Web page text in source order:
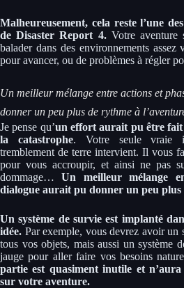
Malheureusement, cela reste l’une
de Disaster Report 4.Votre aventure
balader dans des environnements assez
pour avancer, ou de problèmes à régler
Un meilleur mélange entre actions et
donner un peu plus de rythme à
Je pense qu’un effort aurait pu être
la catastrophe. Votre seule vraie
tremblement de terre intervient. Il vous
pour vous accroupir, et ainsi ne pas
dommage…Un meilleur mélange
dialogue aurait pu donner un peu plus
Un système de survie est implanté
idée. Par exemple, vous devrez avoir un
tous vos objets, mais aussi un système
jauge pour aller faire vos besoins
partie est quasiment inutile et
sur votre aventure.